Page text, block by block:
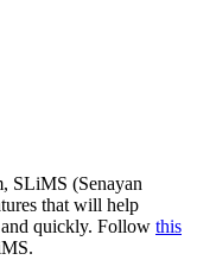
SLiMS (Senayan
that will help
quickly. Follow this